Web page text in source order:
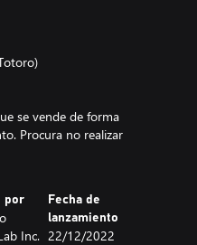
se vende de forma
Procura no realizar
por
Inc.
Fecha de
lanzamiento
22/12/2022